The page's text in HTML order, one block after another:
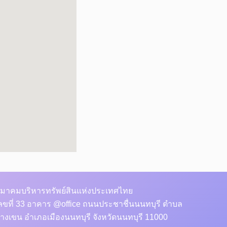
าคมบริหารทรัพย์สินแห่งประเทศไทย
ขที่ 33 อาคาร @office ถนนประชาชื่นนนทบุรี ตำบล
งเขน อำเภอเมืองนนทบุรี จังหวัดนนทบุรี 11000